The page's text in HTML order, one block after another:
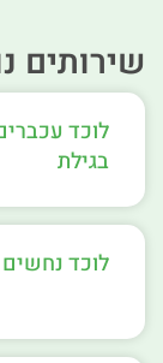
שירותים
לוכד
בגילת
לוכד